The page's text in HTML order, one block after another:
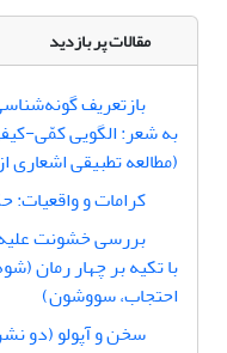
مقالات پر بازدید
بازتعریف
به شعر: الگویی کمّی-
(مطالعه تطبیقی اشعاری
کرامات و واقعیات:
بررسی خشونت
با تکیه بر چهار رمان
احتجاب، سووشون)
سخن و آپولو (دو